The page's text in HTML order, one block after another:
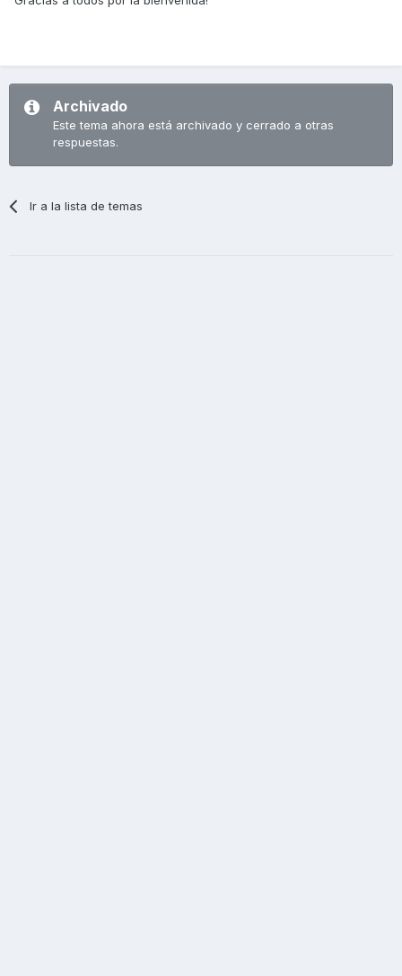
Archivado
Este tema ahora está archivado y cerrado a otras
respuestas.
Ir a la lista de temas